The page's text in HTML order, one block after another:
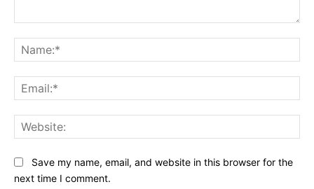
Save my name, email, and website in this browser for the
next time I comment.